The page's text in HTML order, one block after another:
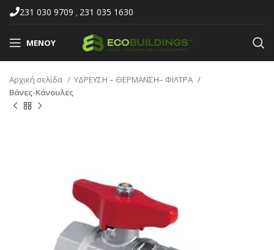
231 030 9709 , 231 035 1630
ΜΕΝΟΎ
Αρχική σελίδα
ΥΔΡΕΥΣΗ – ΘΕΡΜΑΝΣΗ– ΦΙΛΤΡΑ
Βάνες-Κάνουλες